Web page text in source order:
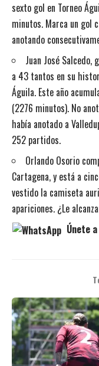
sexto gol en Torneo
minutos. Marca un gol
anotando
Juan José
a 43 tantos en su
Águila. Este año
(2276 minutos). No
había anotado a
252 partidos.
Orlando Osorio
Cartagena, y está a
vestido la camiseta
apariciones. ¿Le
Únete